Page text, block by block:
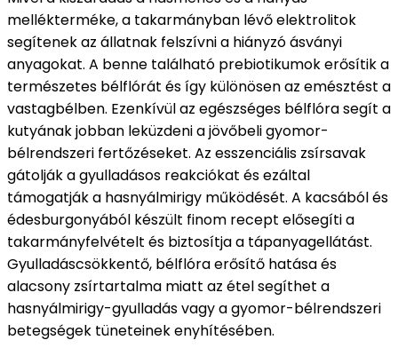
mellékterméke, a takarmányban lévő elektrolitok
segítenek az állatnak felszívni a hiányzó ásványi
anyagokat. A benne található prebiotikumok erősítik a
természetes bélflórát és így különösen az emésztést a
vastagbélben. Ezenkívül az egészséges bélflóra segít a
kutyának jobban leküzdeni a jövőbeli gyomor-
bélrendszeri fertőzéseket. Az esszenciális zsírsavak
gátolják a gyulladásos reakciókat és ezáltal
támogatják a hasnyálmirigy működését. A kacsából és
édesburgonyából készült finom recept elősegíti a
takarmányfelvételt és biztosítja a tápanyagellátást.
Gyulladáscsökkentő, bélflóra erősítő hatása és
alacsony zsírtartalma miatt az étel segíthet a
hasnyálmirigy-gyulladás vagy a gyomor-bélrendszeri
betegségek tüneteinek enyhítésében.